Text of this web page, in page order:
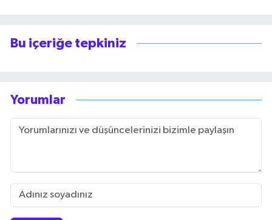
Bu içeriğe tepkiniz
Yorumlar